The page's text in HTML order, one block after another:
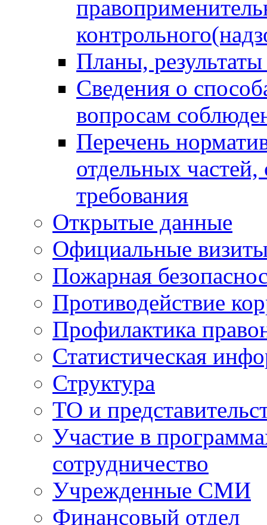
Планы,
Сведения о
вопросам
Перечень
отдельных
требования
Открытые данные
Официальные
Пожарная
Противодействие
Профилактика
Статистическая
Структура
ТО и
Участие в
сотрудничество
Учрежденные СМИ
Финансовый отдел